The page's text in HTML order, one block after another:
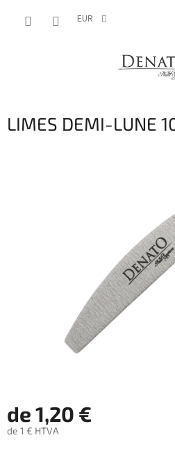
EUR
LIMES DEMI-LUNE
de1,20 €
de 1 € HTVA